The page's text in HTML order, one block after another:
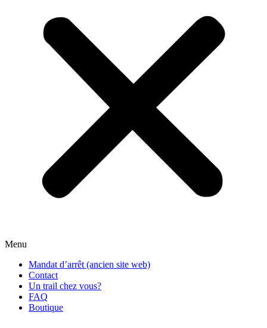
Menu
Mandat d’arrêt (ancien site web)
Contact
Un trail chez vous?
FAQ
Boutique